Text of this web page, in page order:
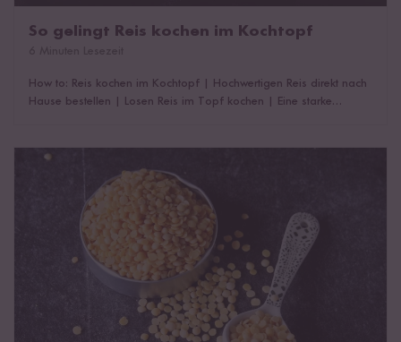
So gelingt Reis kochen im Kochtopf
How to: Reis kochen im Kochtopf | Hochwertigen Reis direkt nach
Hause bestellen | Losen Reis im Topf kochen | Eine starke
Linsen - Gut für Gesundheit & Fitness